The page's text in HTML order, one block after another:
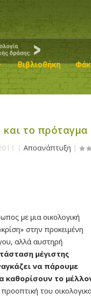
Βιβλιοθήκη
και το
| Αποανάπτυξη |
με μια οικολογική
στην προκειμένη
αλλά αυστηρή
μέγιστης
να πάρουμε
καθορίσουν το
του